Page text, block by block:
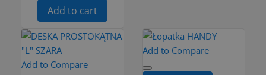
Add to cart
Add to Compare
Add to Compare